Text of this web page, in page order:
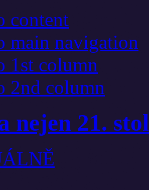
content
main navigation
1st column
2nd column
nejen 21.